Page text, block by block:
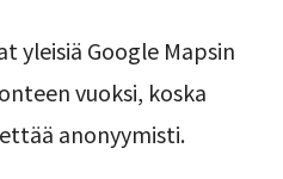
yleisiä Google Mapsin
vuoksi, koska
anonyymisti.